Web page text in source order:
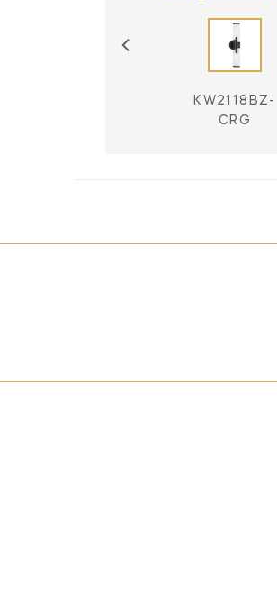
KW2118BZ-
CRG